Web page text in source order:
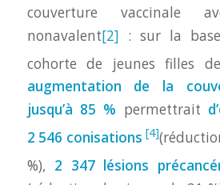
couverture vaccinale
nonavalent[2] : sur la
cohorte de jeunes filles
augmentation de la
jusqu’à 85 % permettrait
2 546 conisations [4]
%), 2 347 lésions